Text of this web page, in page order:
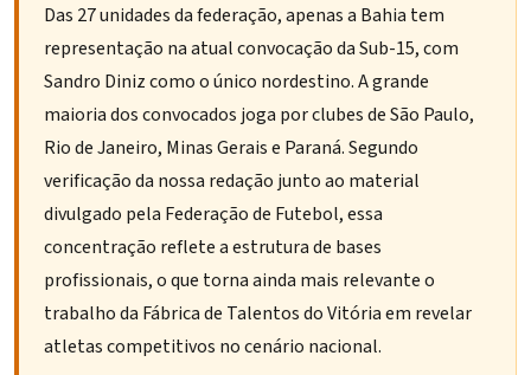
Das 27 unidades da federação, apenas a Bahia tem
representação na atual convocação da Sub-15, com
Sandro Diniz como o único nordestino. A grande
maioria dos convocados joga por clubes de São Paulo,
Rio de Janeiro, Minas Gerais e Paraná. Segundo
verificação da nossa redação junto ao material
divulgado pela Federação de Futebol, essa
concentração reflete a estrutura de bases
profissionais, o que torna ainda mais relevante o
trabalho da Fábrica de Talentos do Vitória em revelar
atletas competitivos no cenário nacional.